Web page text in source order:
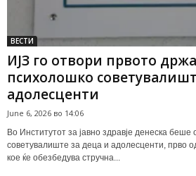
ВЕСТИ
ИЈЗ го отвори првото
психолошко
адолесценти
June 6, 2026 во 14:06
Во Институтот за јавно здравје денеска
советувалиште за деца и адолесценти, прво
кое ќе обезбедува стручна...